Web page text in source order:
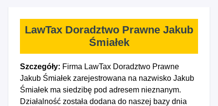
LawTax Doradztwo Prawne Jakub
Śmiałek
Szczegóły: Firma LawTax Doradztwo Prawne
Jakub Śmiałek zarejestrowana na nazwisko Jakub
Śmiałek ma siedzibę pod adresem nieznanym.
Działalność została dodana do naszej bazy dnia